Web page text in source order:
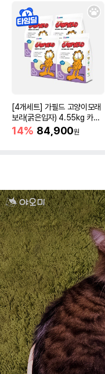
[4개세트] 가필드 고양이모래
보라(굵은입자) 4.55kg 카사
바모래
14% 84,900원